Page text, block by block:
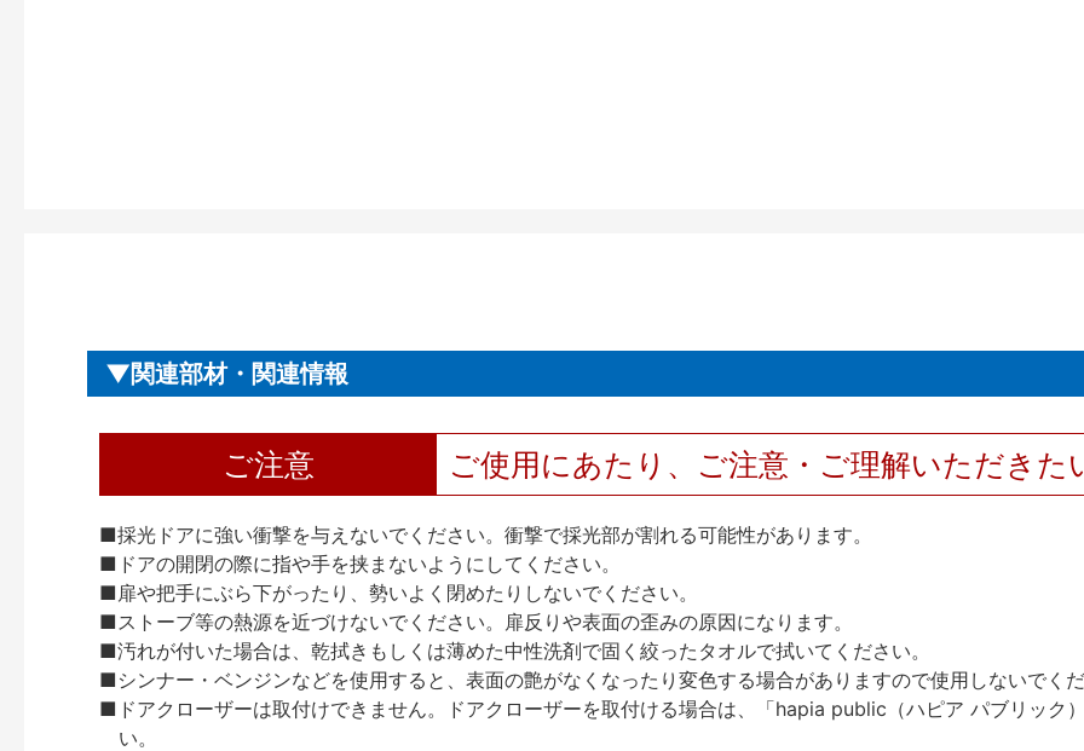
関連部材・関連情報
ご注意 ご使用にあたり、ご注意・ご理解いただきた
■採光ドアに強い衝撃を与えないでください。衝撃で採光部が割れる可能性があります。
■ドアの開閉の際に指や手を挟まないようにしてください。
■扉や把手にぶら下がったり、勢いよく閉めたりしないでください。
■ストーブ等の熱源を近づけないでください。扉反りや表面の歪みの原因になります。
■汚れが付いた場合は、乾拭きもしくは薄めた中性洗剤で固く絞ったタオルで拭いてください。
■シンナー・ベンジンなどを使用すると、表面の艶がなくなったり変色する場合がありますので使用しないでく
■ドアクローザーは取付けできません。ドアクローザーを取付ける場合は、「hapia public（ハピア パブリック
い。